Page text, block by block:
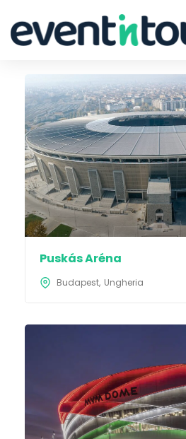
Puskás Aréna
Budapest Ungheria